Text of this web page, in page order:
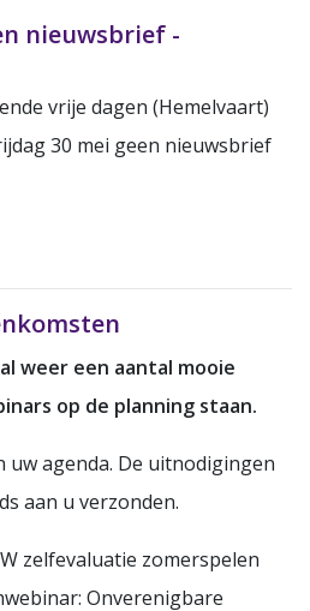
nieuwsbrief -
vrije dagen (Hemelvaart)
30 mei geen nieuwsbrief
weer een aantal mooie
op de planning staan.
uw agenda. De uitnodigingen
aan u verzonden.
zelfevaluatie zomerspelen
Onverenigbare